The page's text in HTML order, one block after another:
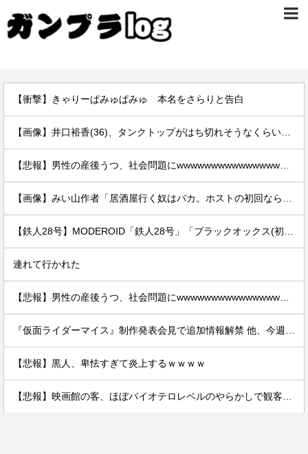
【衝撃】きゃりーぱみゅぱみゅ 本名をさらりと告白
連れて行かれた
【悲報】黒人、卑怯すぎて炎上するｗｗｗｗ